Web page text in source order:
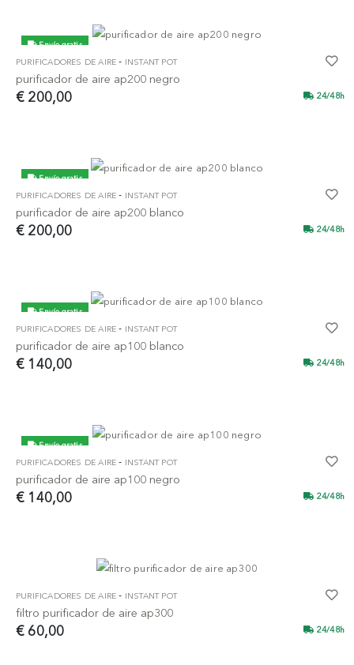
Envío gratis
PURIFICADORES DE AIRE - INSTANT POT
purificador de aire ap200 negro
€ 200,00 24/48h
Envío gratis
PURIFICADORES DE AIRE - INSTANT POT
purificador de aire ap200 blanco
€ 200,00 24/48h
Envío gratis
PURIFICADORES DE AIRE - INSTANT POT
purificador de aire ap100 blanco
€ 140,00 24/48h
Envío gratis
PURIFICADORES DE AIRE - INSTANT POT
purificador de aire ap100 negro
€ 140,00 24/48h
PURIFICADORES DE AIRE - INSTANT POT
filtro purificador de aire ap300
€ 60,00 24/48h